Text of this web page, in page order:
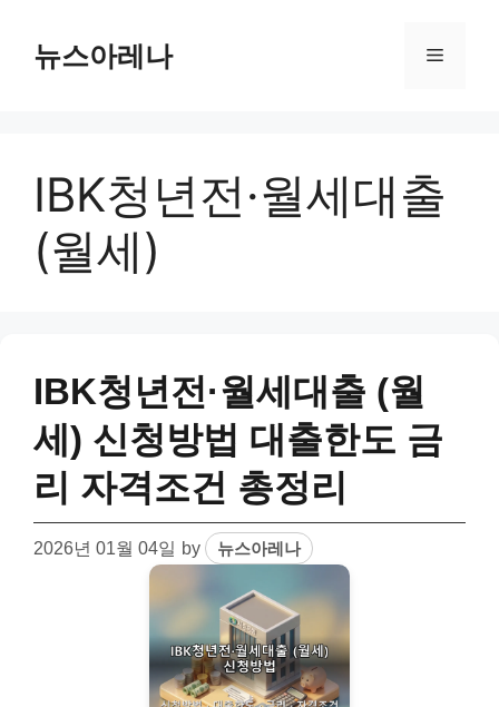
content뉴스아레나 Menu
IBK청년전·월세대출
(월세)
IBK청년전·월세대출 (월
세) 신청방법 대출한도 금
리 자격조건 총정리
2026년 01월 04일 by 뉴스아레나